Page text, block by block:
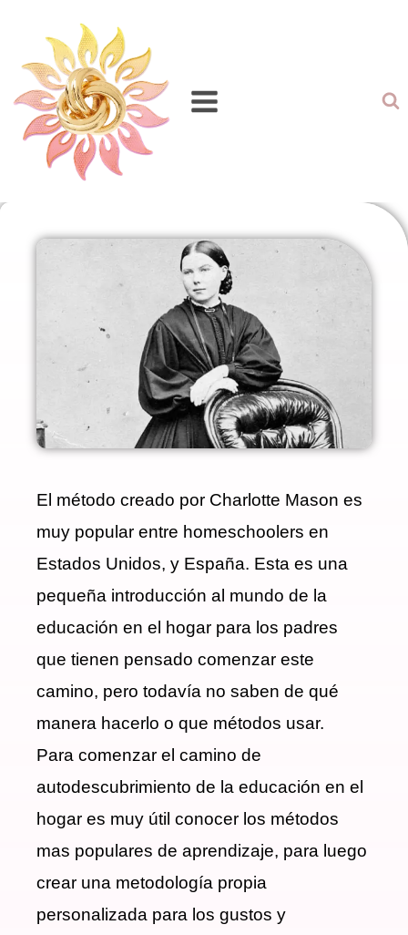
El método creado por Charlotte Mason es
muy popular entre homeschoolers en
Estados Unidos, y España. Esta es una
pequeña introducción al mundo de la
educación en el hogar para los padres
que tienen pensado comenzar este
camino, pero todavía no saben de qué
manera hacerlo o que métodos usar.
Para comenzar el camino de
autodescubrimiento de la educación en el
hogar es muy útil conocer los métodos
mas populares de aprendizaje, para luego
crear una metodología propia
personalizada para los gustos y